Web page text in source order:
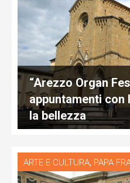
“Arezzo Organ
appuntamenti con
la bellezza
ARTE E CULTURA, PAPA